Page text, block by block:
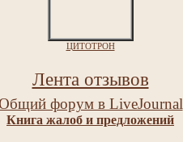
ЦИТОТРОН
Лента отзывов
форум в LiveJournal
Книга жалоб и предложений